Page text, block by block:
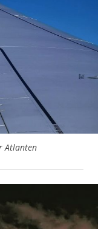
Atlanten